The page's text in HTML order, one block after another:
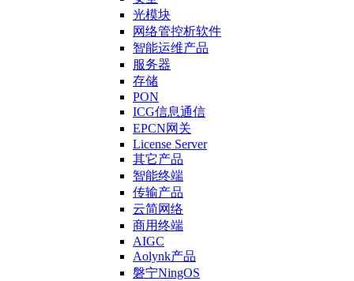
光模块
网络管控析软件
智能运维产品
服务器
存储
PON
ICG信息通信
EPCN网关
License Server
其它产品
智能终端
传输产品
云简网络
商用终端
AIGC
Aolynk产品
磐宁NingOS